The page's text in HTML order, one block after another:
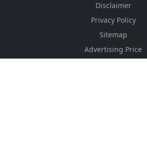
Disclaimer
Privacy Policy
Sitemap
Advertising Price